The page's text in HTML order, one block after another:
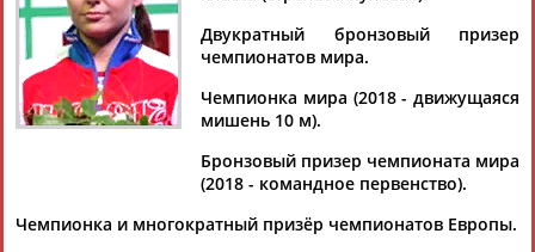
Аслаудин
АБАЕВ
Елена
АБАИМОВА
Мария
АБАКУМОВА
АБАРЕНОВ
Тамилла
Рамазан
АБАЧАРАЕВ
Ростом
АБАШИДЗЕ
Двукратный бронзовый призер
чемпионатов мира.
Чемпионка мира (2018 - движущаяся
мишень 10 м).
Бронзовый призер чемпионата мира
(2018 - командное первенство).
Чемпионка и многократный призёр чемпионатов Европы.